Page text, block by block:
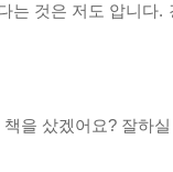
는 것은 저도 압니다
을 샀겠어요? 잘하